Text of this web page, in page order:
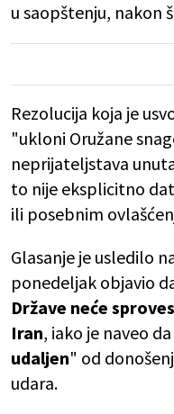
u saopštenju, nakon
Rezolucija koja je
"ukloni Oružane
neprijateljstava
to nije eksplicitno
ili posebnim
Glasanje je usledilo
ponedeljak objavio
Države neće
Iran, iako je naveo
udaljen" od
udara.